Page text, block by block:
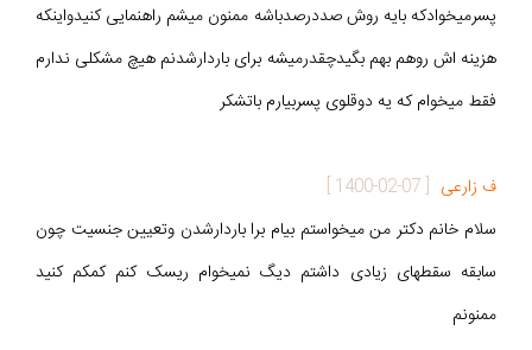
پسرمیخوادکه بایه روش صددرصدباشه ممنون میشم راهنمایی کنیدواینکه
هزینه اش روهم بهم بگیدچقدرمیشه برای باردارشدنم هیچ مشکلی ندارم
فقط میخوام که یه دوقلوی پسربیارم باتشکر
ف زارعی [
1400-02-07
]
سلام خانم دکتر من میخواستم بیام برا باردارشدن وتعیین جنسیت چون
سابقه سقطهای زیادی داشتم دیگ نمیخوام ریسک کنم کمکم کنید
ممنونم